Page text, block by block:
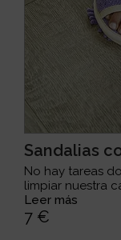
Sandalias
No hay tareas
limpiar nuestra
Leer más
7 €